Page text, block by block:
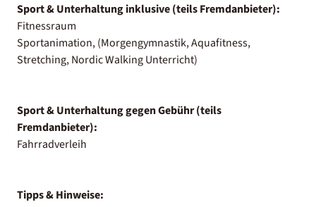
Sport & Unterhaltung inklusive (teils Fremdanbieter):
Fitnessraum
Sportanimation, (Morgengymnastik, Aquafitness,
Stretching, Nordic Walking Unterricht)
Sport & Unterhaltung gegen Gebühr (teils
Fremdanbieter):
Fahrradverleih
Tipps & Hinweise: